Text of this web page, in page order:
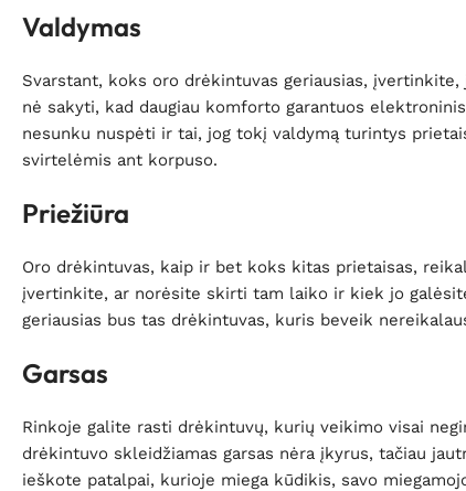
Valdymas
Svarstant, koks oro drėkintuvas geriausias,
nė sakyti, kad daugiau komforto garantuos
nesunku nuspėti ir tai, jog tokį valdymą turintys
svirtelėmis ant korpuso.
Priežiūra
Oro drėkintuvas, kaip ir bet koks kitas prietaisas,
įvertinkite, ar norėsite skirti tam laiko ir kiek jo
geriausias bus tas drėkintuvas, kuris beveik
Garsas
Rinkoje galite rasti drėkintuvų, kurių veikimo visai
drėkintuvo skleidžiamas garsas nėra įkyrus, tačiau
ieškote patalpai, kurioje miega kūdikis, savo